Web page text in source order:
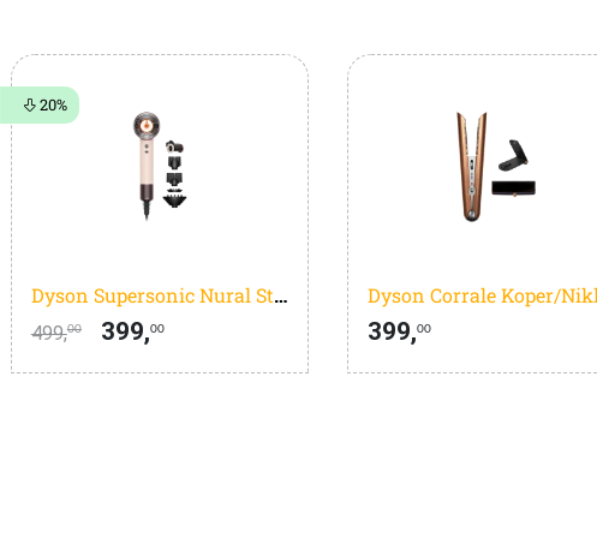
Dyson Supersonic Nural Straight + Wavy Ceramic Pink
499,00 399,00
20%
Dyson Corrale Koper/
399,00